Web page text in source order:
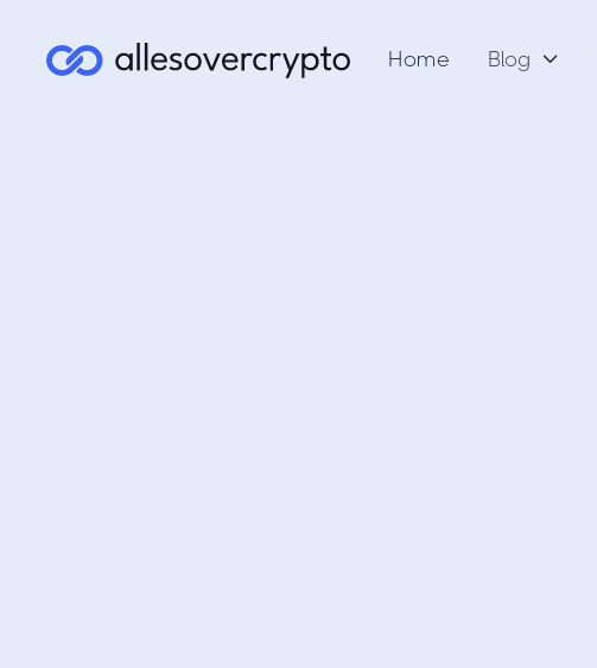
Home Blog 